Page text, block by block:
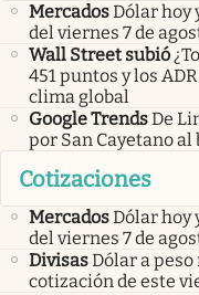
MercadosDólar hoy
del viernes 7 de
Wall Street subió
451 puntos y los
clima global
Google TrendsDe
por San Cayetano
Cotizaciones
MercadosDólar hoy
del viernes 7 de
DivisasDólar a peso
cotización de este